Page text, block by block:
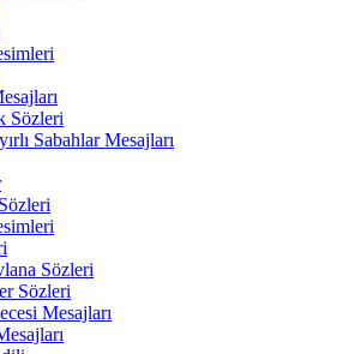
Sözleri
Sabahlar Mesajları
Sözleri
Sözleri
Mesajları